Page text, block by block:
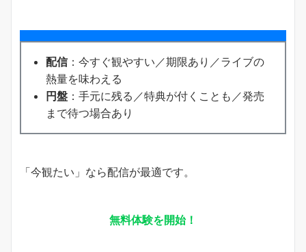
配信：今すぐ観やすい／期限あり／ライブの
熱量を味わえる
円盤 ：手元に残る／特典が付くことも／発売
まで待つ場合あり
「今観たい」なら配信が最適です。
無料体験を開始！